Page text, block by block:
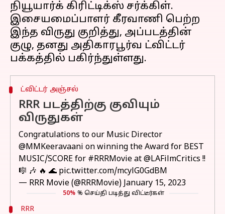
நியூயார்க் கிரிட்டிக்ஸ் சர்க்கிள்.
இசையமைப்பாளர் கீரவாணி பெற்ற
இந்த விருது குறித்து, அப்படத்தின்
குழு, தனது அதிகாரபூர்வ ட்விட்டர்
ட்விட்டர் அஞ்சல்
RRR படத்திற்கு குவியும்
விருதுகள்
Congratulations to our Music Director
@MMKeeravaani on winning the Award for BEST
MUSIC/SCORE for #RRRMovie at @LAFilmCritics !!
🎼 🎶 🔥 🌊 pic.twitter.com/mcylG0GdBM
— RRR Movie (@RRRMovie) January 15, 2023
50% % செய்தி படித்து விட்டீர்கள்
RRR